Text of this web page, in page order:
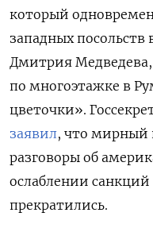
который
западных посольств
Дмитрия Медведева,
по многоэтажке в
цветочки».
заявил, что мирный
разговоры об
ослаблении
прекратились.